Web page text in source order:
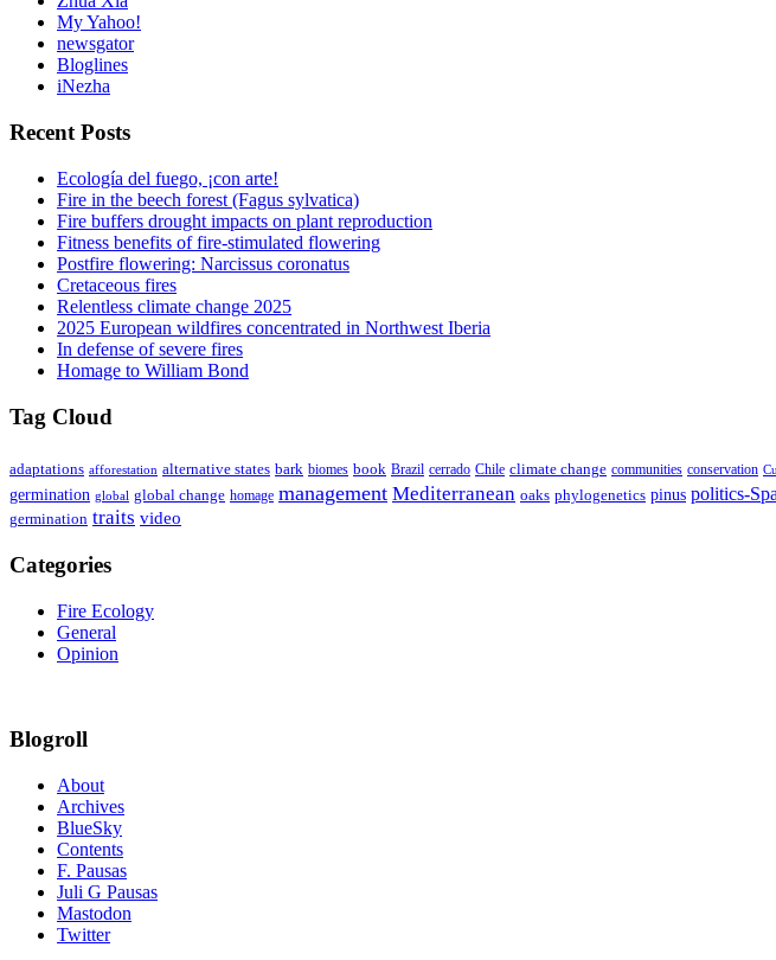
My Yahoo!
newsgator
Bloglines
iNezha
Recent Posts
Ecología del fuego, ¡con arte!
Fire in the beech forest (Fagus sylvatica)
Fire buffers drought impacts on plant reproduction
Fitness benefits of fire-stimulated flowering
Postfire flowering: Narcissus coronatus
Cretaceous fires
Relentless climate change 2025
2025 European wildfires concentrated in Northwest Iberia
In defense of severe fires
Homage to William Bond
Tag Cloud
adaptations afforestation alternative states bark biomes book Brazil cerrado Chile climate change communities conservation
germination global global change homage management Mediterranean oaks phylogenetics pinus politics-
germination traits video
Categories
Fire Ecology
General
Opinion
Blogroll
About
Archives
BlueSky
Contents
F. Pausas
Juli G Pausas
Mastodon
Twitter